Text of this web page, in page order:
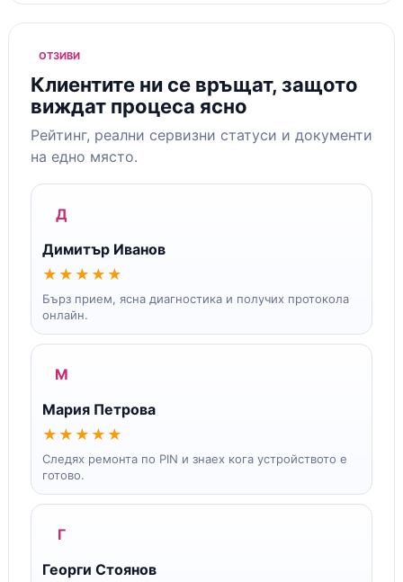
ОТЗИВИ
Клиентите ни се връщат, защото
виждат процеса ясно
Рейтинг, реални сервизни статуси и документи
на едно място.
Д
Димитър Иванов
★★★★★
Бърз прием, ясна диагностика и получих протокола
онлайн.
М
Мария Петрова
★★★★★
Следях ремонта по PIN и знаех кога устройството е
готово.
Г
Георги Стоянов